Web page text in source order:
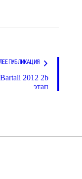
ПУБЛИКАЦИЯ
2012 2b
этап